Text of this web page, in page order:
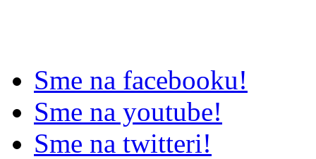
Sme na facebooku!
Sme na youtube!
Sme na twitteri!